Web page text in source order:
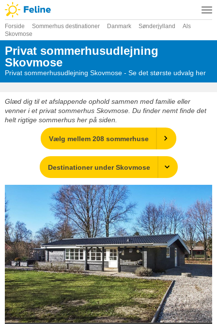
Forside Sommerhus destinationer Danmark Sønderjylland
Als
Skovmose
Privat sommerhusudlejning
Skovmose
Privat sommerhusudlejning Skovmose - Se det største udvalg her
Glæd dig til et afslappende ophold sammen med familie eller
venner i et privat sommerhus Skovmose. Du finder nemt finde det
helt rigtige sommerhus her på siden.
Vælg mellem 208 sommerhuse
Destinationer under Skovmose